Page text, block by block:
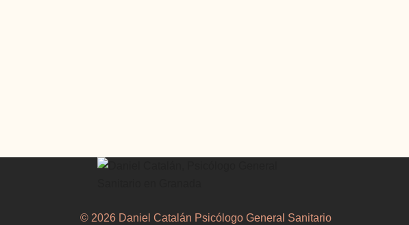
© 2026 Daniel Catalán Psicólogo General Sanitario